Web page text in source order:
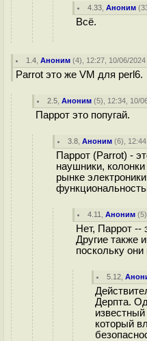
4.33 ,Аноним (
Всё.
1.4 ,Аноним (4), 12:27, 10/06/2024
Parrot это же VM для perl6.
2.5 ,Аноним (5), 12:34, 10/
Паррот это попугай.
3.8 ,Аноним (6),
Паррот (Parrot) -
наушники,
рынке
4.11 ,Аноним (5
Нет, Паррот --
Другие также
поскольку
5.12 ,
Дерпта.
который